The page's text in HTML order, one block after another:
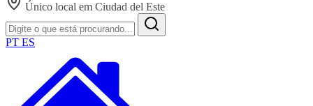
Único local em Ciudad del Este
PT ES